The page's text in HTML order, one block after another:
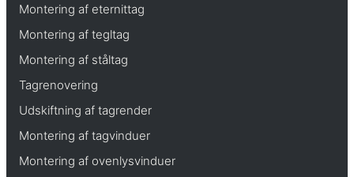
Montering af eternittag
Montering af tegltag
Montering af ståltag
Tagrenovering
Udskiftning af tagrender
Montering af tagvinduer
Montering af ovenlysvinduer